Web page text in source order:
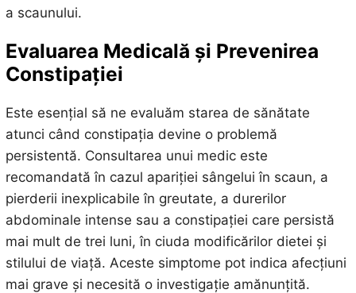
a scaunului.
Evaluarea Medicală și Prevenirea
Constipației
Este esențial să ne evaluăm starea de sănătate
atunci când constipația devine o problemă
persistentă. Consultarea unui medic este
recomandată în cazul apariției sângelui în scaun, a
pierderii inexplicabile în greutate, a durerilor
abdominale intense sau a constipației care persistă
mai mult de trei luni, în ciuda modificărilor dietei și
stilului de viață. Aceste simptome pot indica afecțiuni
mai grave și necesită o investigație amănunțită.